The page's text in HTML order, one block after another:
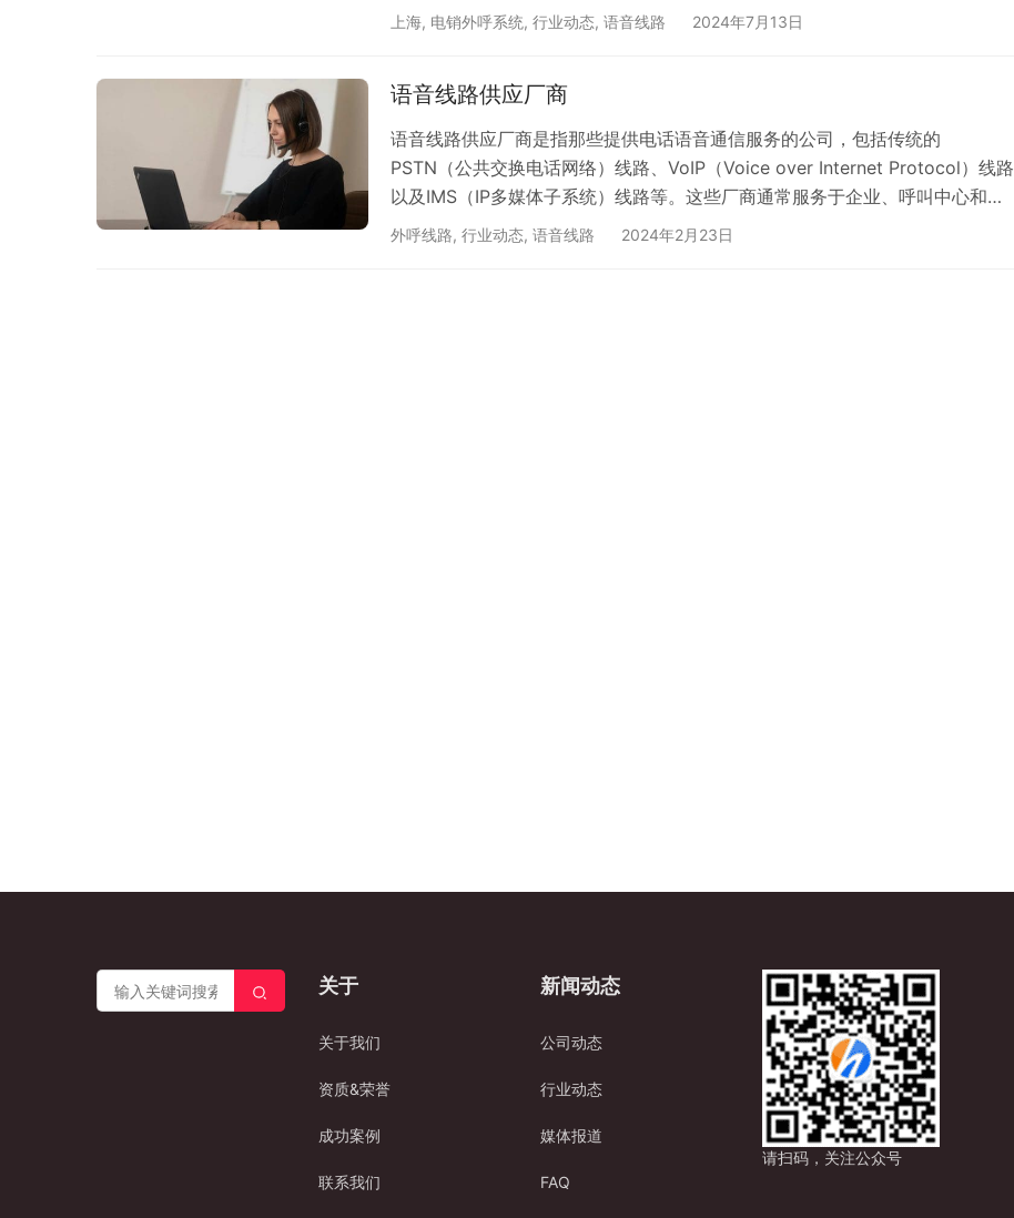
重提升。 一、全国覆盖，无缝链接 依托于强大的网络基础设施与先进的通信技
能力，确保了企业内部沟通的顺畅与外部联系的便捷，助力企业跨越地域限制，
拓展业务…
上海, 电销外呼系统, 行业动态, 语音线路 2024年7月13日
语音线路供应厂商
语音线路供应厂商是指那些提供电话语音通信服务的公司，包括传统的
PSTN（公共交换电话网络）线路、VoIP（Voice over Internet Protocol）线路
以及IMS（IP多媒体子系统）线路等。这些厂商通常服务于企业、呼叫中心和各
种需要电话通讯解决方案的客户。 在中国市场，有以下几类语音线路供应商：
外呼线路, 行业动态, 语音线路 2024年2月23日
关于
关于我们
资质&荣誉
成功案例
联系我们
新闻动态
公司动态
行业动态
媒体报道
FAQ
请扫码，关注公众号